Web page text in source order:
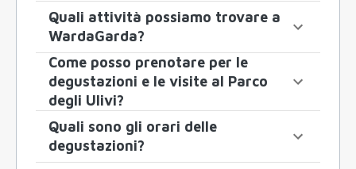
Quali attività possiamo trovare a
WardaGarda?
Come posso prenotare per le
degustazioni e le visite al Parco
degli Ulivi?
Quali sono gli orari delle
degustazioni?